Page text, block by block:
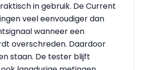
in gebruik. De Current
veel eenvoudiger dan
wanneer een
overschreden. Daardoor
staan. De tester blijft